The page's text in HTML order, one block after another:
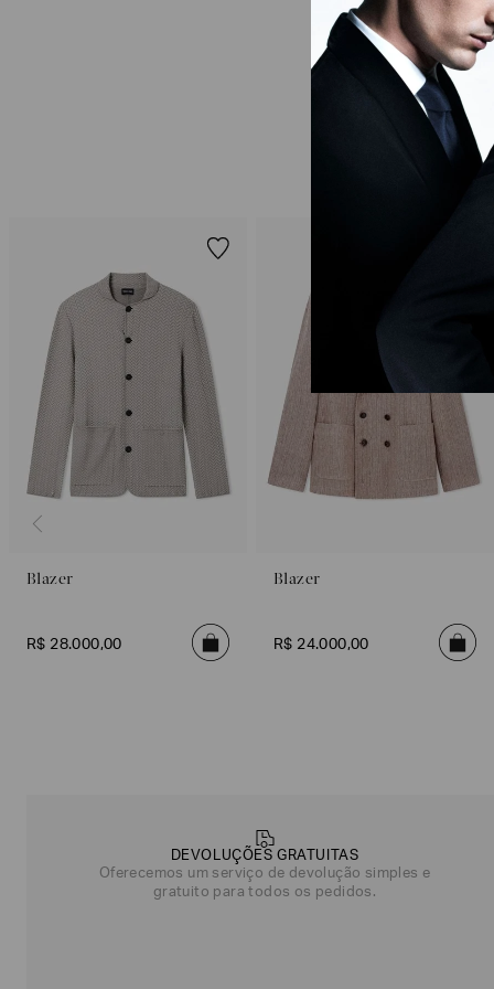
Blazer
R$ 28.000,00
Blazer
R$ 24.000,00
DEVOLUÇÕES GRATUITAS
Oferecemos um serviço de devolução simples e
gratuito para todos os pedidos.
mais
sobre
você?